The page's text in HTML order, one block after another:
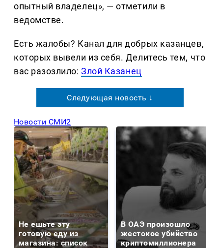
опытный владелец», — отметили в
ведомстве.
Есть жалобы? Канал для добрых казанцев,
которых вывели из себя. Делитеcь тем, что
вас разозлило:Злой Казанец
Следующая новость ↓
Новости СМИ2
Не ешьте эту
готовую еду из
магазина: список
В ОАЭ произошло
жестокое убийство
криптомиллионера